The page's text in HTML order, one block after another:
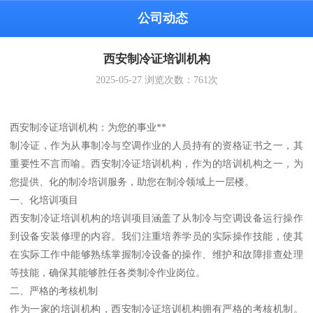
公司动态
西安制冷证培训机构
2025-05-27浏览次数： 761次
西安制冷证培训机构：为您的事业**
制冷证，作为从事制冷与空调作业的人员持有的资格证书之一，其
重要性不言而喻。西安制冷证培训机构，作为的培训机构之一，为
您提供、化的制冷培训服务，助您在制冷领域上一层楼。
一、化培训项目
西安制冷证培训机构的培训项目涵盖了从制冷与空调设备运行操作
到设备安装修理的内容。我们注重培养学员的实际操作技能，使其
在实际工作中能够熟练掌握制冷设备的操作、维护和故障排查处理
等技能，确保其能够胜任各类制冷作业岗位。
二、严格的考核机制
作为一家的培训机构，西安制冷证培训机构拥有严格的考核机制。